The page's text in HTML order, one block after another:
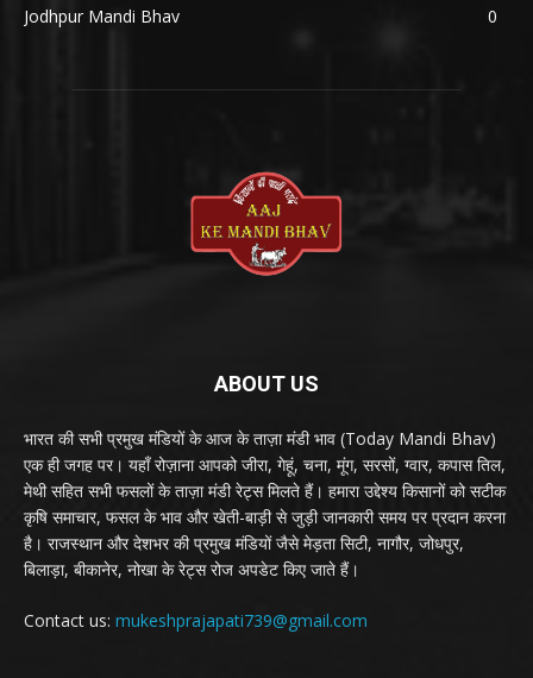
Jodhpur Mandi Bhav
0
ABOUT US
भारत की सभी प्रमुख मंडियों के आज के ताज़ा मंडी भाव (Today Mandi Bhav)
एक ही जगह पर। यहाँ रोज़ाना आपको जीरा, गेहूं, चना, मूंग, सरसों, ग्वार, कपास तिल,
मेथी सहित सभी फसलों के ताज़ा मंडी रेट्स मिलते हैं। हमारा उद्देश्य किसानों को सटीक
कृषि समाचार, फसल के भाव और खेती-बाड़ी से जुड़ी जानकारी समय पर प्रदान करना
है। राजस्थान और देशभर की प्रमुख मंडियों जैसे मेड़ता सिटी, नागौर, जोधपुर,
बिलाड़ा, बीकानेर, नोखा के रेट्स रोज अपडेट किए जाते हैं।
Contact us: mukeshprajapati739@gmail.com